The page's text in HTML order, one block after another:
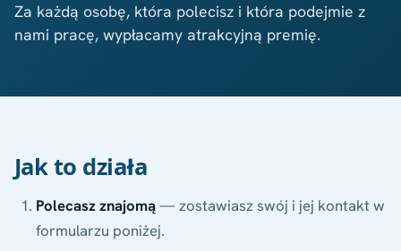
Za każdą osobę, która polecisz i która podejmie z
nami pracę, wypłacamy atrakcyjną premię.
Jak to działa
Polecasz znajomą— zostawiasz swój i jej kontakt w
formularzu poniżej.